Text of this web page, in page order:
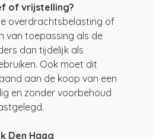
of vrijstelling?
overdrachtsbelasting of
van toepassing als de
dan tijdelijk als
Ook moet dit
aan de koop van een
en zonder voorbehoud
Den Haag